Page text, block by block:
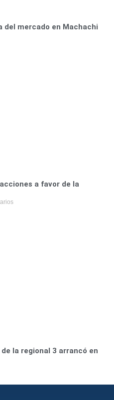
del mercado en Machachi
a favor de la
la regional 3 arrancó en